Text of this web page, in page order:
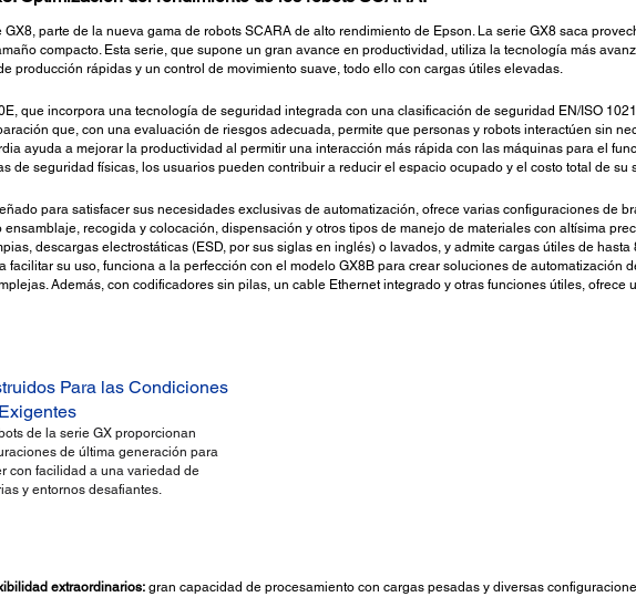
GX8, parte de la nueva gama de robots SCARA de alto rendimiento de Epson. La serie GX8 saca
compacto. Esta serie, que supone un gran avance en productividad, utiliza la tecnología más
producción rápidas y un control de movimiento suave, todo ello con cargas útiles elevadas.
que incorpora una tecnología de seguridad integrada con una clasificación de seguridad EN/ISO
que, con una evaluación de riesgos adecuada, permite que personas y robots interactúen sin
ayuda a mejorar la productividad al permitir una interacción más rápida con las máquinas para el
de seguridad físicas, los usuarios pueden contribuir a reducir el espacio ocupado y el costo total de su
para satisfacer sus necesidades exclusivas de automatización, ofrece varias configuraciones de
ensamblaje, recogida y colocación, dispensación y otros tipos de manejo de materiales con altísima
descargas electrostáticas (ESD, por sus siglas en inglés) o lavados, y admite cargas útiles de
facilitar su uso, funciona a la perfección con el modelo GX8B para crear soluciones de automatización
Además, con codificadores sin pilas, un cable Ethernet integrado y otras funciones útiles, ofrece
Para las Condiciones
de la serie GX proporcionan
de última generación para
con facilidad a una variedad de
y entornos desafiantes.
extraordinarios:gran capacidad de procesamiento con cargas pesadas y diversas